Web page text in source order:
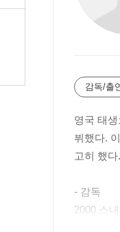
감독/출
영국 태
뷔했다.
고히 했다
- 감독
2000 스